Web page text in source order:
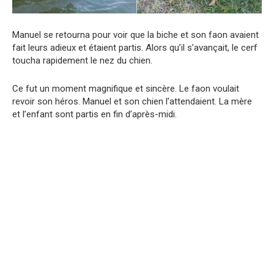
Manuel se retourna pour voir que la biche et son faon avaient
fait leurs adieux et étaient partis. Alors qu’il s’avançait, le cerf
toucha rapidement le nez du chien.
Ce fut un moment magnifique et sincère. Le faon voulait
revoir son héros. Manuel et son chien l’attendaient. La mère
et l’enfant sont partis en fin d’après-midi.